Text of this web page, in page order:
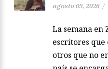
agosto 09, 2026 /
La semana en
escritores
otros que no